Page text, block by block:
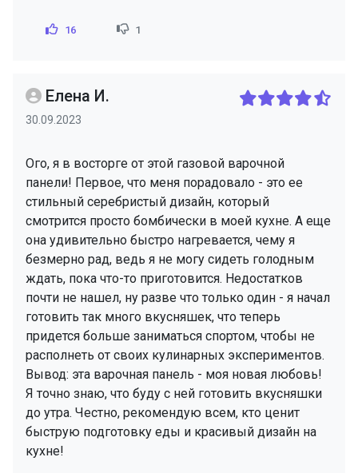
16 1
Елена И.
30.09.2023
Ого, я в восторге от этой газовой варочной
панели! Первое, что меня порадовало - это ее
стильный серебристый дизайн, который
смотрится просто бомбически в моей кухне. А еще
она удивительно быстро нагревается, чему я
безмерно рад, ведь я не могу сидеть голодным
ждать, пока что-то приготовится. Недостатков
почти не нашел, ну разве что только один - я начал
готовить так много вкусняшек, что теперь
придется больше заниматься спортом, чтобы не
располнеть от своих кулинарных экспериментов.
Вывод: эта варочная панель - моя новая любовь!
Я точно знаю, что буду с ней готовить вкусняшки
до утра. Честно, рекомендую всем, кто ценит
быструю подготовку еды и красивый дизайн на
кухне!